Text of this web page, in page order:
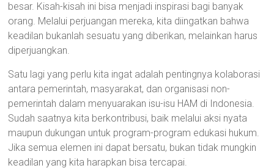
besar. Kisah-kisah ini bisa menjadi inspirasi bagi banyak
orang. Melalui perjuangan mereka, kita diingatkan bahwa
keadilan bukanlah sesuatu yang diberikan, melainkan harus
diperjuangkan.
Satu lagi yang perlu kita ingat adalah pentingnya kolaborasi
antara pemerintah, masyarakat, dan organisasi non-
pemerintah dalam menyuarakan isu-isu HAM di Indonesia.
Sudah saatnya kita berkontribusi, baik melalui aksi nyata
maupun dukungan untuk program-program edukasi hukum.
Jika semua elemen ini dapat bersatu, bukan tidak mungkin
keadilan yang kita harapkan bisa tercapai.